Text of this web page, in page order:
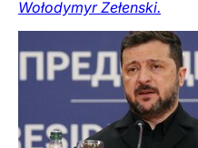
Wołodymyr Zełenski.